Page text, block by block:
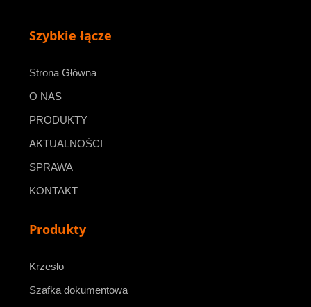
Szybkie łącze
Strona Główna
O NAS
PRODUKTY
AKTUALNOŚCI
SPRAWA
KONTAKT
Produkty
Krzesło
Szafka dokumentowa